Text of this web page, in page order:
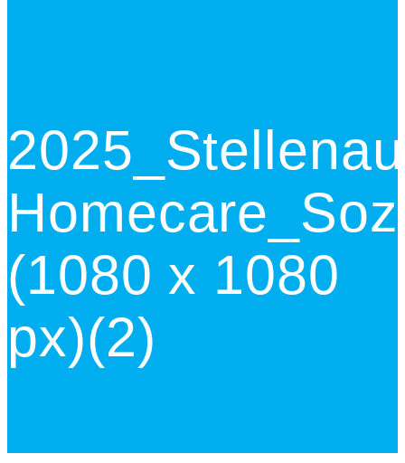
(1080 x 1080
px)(2)